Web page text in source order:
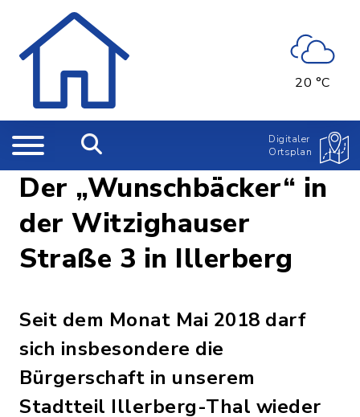
20 °C
Digitaler
Ortsplan
Der „Wunschbäcker“ in
der Witzighauser
Straße 3 in Illerberg
Seit dem Monat Mai 2018 darf
sich insbesondere die
Bürgerschaft in unserem
Stadtteil Illerberg-Thal wieder